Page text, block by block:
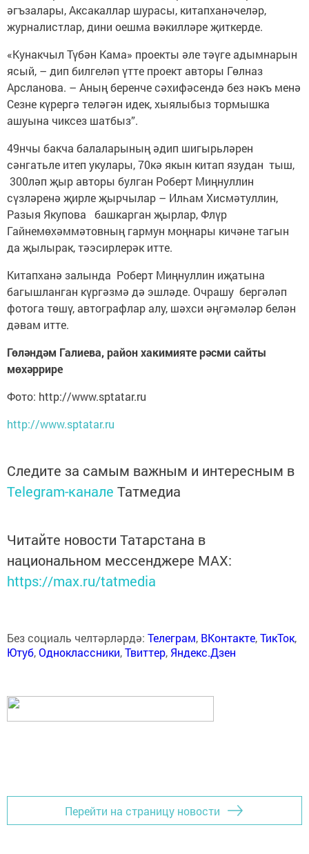
әгъзалары, Аксакаллар шурасы, китапханәчеләр,
журналистлар, дини оешма вәкилләре җиткерде.
«Кунакчыл Түбән Кама» проекты әле тәүге адымнарын
ясый, – дип билгеләп үтте проект авторы Гөлназ
Арсланова. – Аның беренче сәхифәсендә без нәкъ менә
Сезне күрергә теләгән идек, хыялыбыз тормышка
ашуына чиксез шатбыз”.
49нчы бакча балаларының әдип шигырьләрен
сәнгатьле итеп укулары, 70кә якын китап язудан тыш,
300ләп җыр авторы булган Роберт Миңнуллин
сүзләренә җирле җырчылар – Илһам Хисмәтуллин,
Разыя Якупова башкарган җырлар, Флүр
Гайнемөхәммәтовның гармун моңнары кичәне тагын
да җылырак, тәэсирлерәк итте.
Китапханә залында Роберт Миңнуллин иҗатына
багышланган күргәзмә дә эшләде. Очрашу бергәләп
фотога төшү, автографлар алу, шәхси әңгәмәләр белән
дәвам итте.
Гөләндәм Галиева, район хакимияте рәсми сайты
мөхәррире
Фото: http://www.sptatar.ru
http://www.sptatar.ru
Следите за самым важным и интересным в
Telegram-канале Татмедиа
Читайте новости Татарстана в
национальном мессенджере MАХ:
https://max.ru/tatmedia
Без социаль челтәрләрдә: Телеграм, ВКонтакте,ТикТок,
Ютуб,Одноклассники,Твиттер, Яндекс.Дзен
Перейти на страницу новости